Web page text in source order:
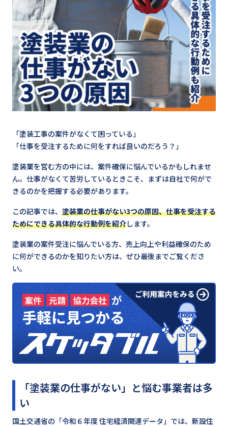
「塗装工事の案件がなくて困っている」
「仕事を受注するために何をすれば良いのだろう？」
塗装業を営む方の中には、案件確保に悩んでいるかもしれませ
ん。仕事がなくて苦労しているときこそ、まずは自社で何がで
きるのかを把握する必要があります。
この記事では、 塗装業の仕事がない3つの原因、仕事を受注する
ためにできる具体的な行動例を紹介します。
塗装業の案件受注に悩んでいる方、売上向上や利益確保のため
に何ができるのかを知りたい方は、ぜひ最後までご覧くださ
い。
「塗装業の仕事がない」と悩む事業者は多
い
国土交通省の「令和６年度 住宅経済関連データ」では、新設住